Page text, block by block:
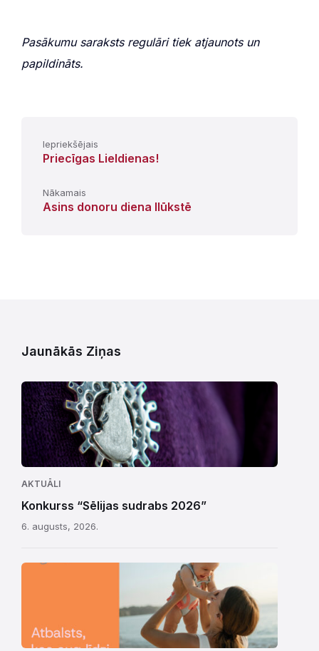
Pasākumu saraksts regulāri tiek atjaunots un
papildināts.
Iepriekšējais
Priecīgas Lieldienas!
Nākamais
Asins donoru diena Ilūkstē
Jaunākās Ziņas
AKTUĀLI
Konkurss “Sēlijas sudrabs 2026”
6. augusts, 2026.